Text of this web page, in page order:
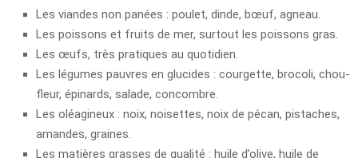
Les viandes non panées : poulet, dinde, bœuf, agneau.
Les poissons et fruits de mer, surtout les poissons gras.
Les œufs, très pratiques au quotidien.
Les légumes pauvres en glucides : courgette, brocoli, chou-
fleur, épinards, salade, concombre.
Les oléagineux : noix, noisettes, noix de pécan, pistaches,
amandes, graines.
Les matières grasses de qualité : huile d’olive, huile de